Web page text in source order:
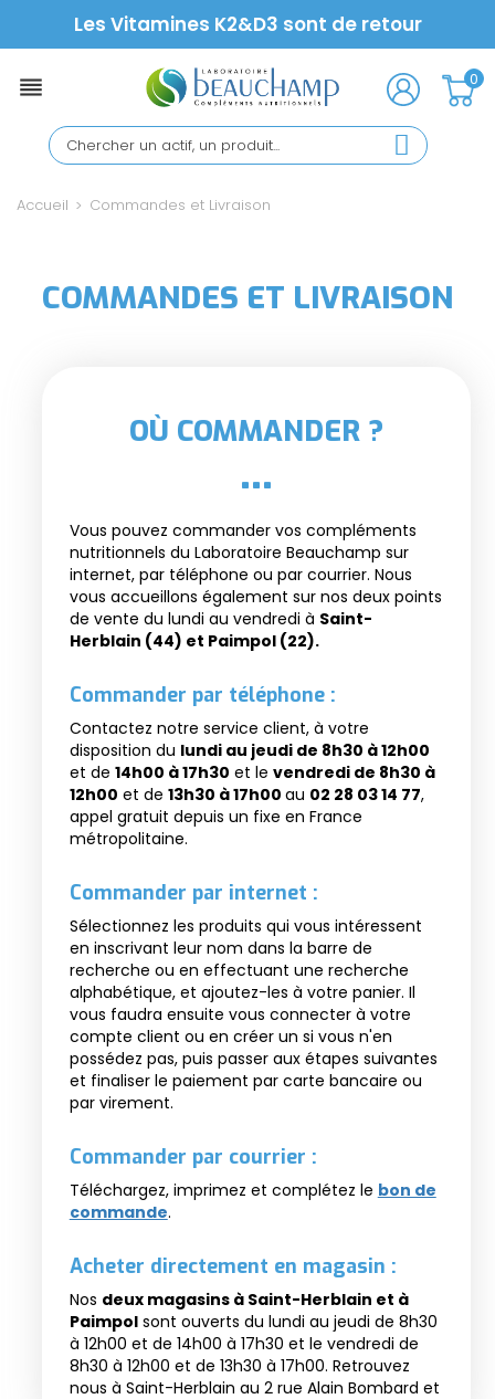
Les Vitamines K2&D3 sont de retour
0

Accueil Commandes et Livraison
COMMANDES ET LIVRAISON
OÙ COMMANDER ?
Vous pouvez commander vos compléments
nutritionnels du Laboratoire Beauchamp sur
internet, par téléphone ou par courrier. Nous
vous accueillons également sur nos deux points
de vente du lundi au vendredi à Saint-
Herblain (44) et Paimpol (22).
Commander par téléphone :
Contactez notre service client, à votre
disposition du lundi au jeudi de 8h30 à 12h00
et de 14h00 à 17h30 et le vendredi de 8h30 à
12h00 et de 13h30 à 17h00 au 02 28 03 14 77,
appel gratuit depuis un fixe en France
métropolitaine.
Commander par internet :
Sélectionnez les produits qui vous intéressent
en inscrivant leur nom dans la barre de
recherche ou en effectuant une recherche
alphabétique, et ajoutez-les à votre panier. Il
vous faudra ensuite vous connecter à votre
compte client ou en créer un si vous n'en
possédez pas, puis passer aux étapes suivantes
et finaliser le paiement par carte bancaire ou
par virement.
Commander par courrier :
Téléchargez, imprimez et complétez le bon de
commande.
Acheter directement en magasin :
Nos deux magasins à Saint-Herblain et à
Paimpolsont ouverts du lundi au jeudi de 8h30
à 12h00 et de 14h00 à 17h30 et le vendredi de
8h30 à 12h00 et de 13h30 à 17h00. Retrouvez
nous à Saint-Herblain au 2 rue Alain Bombard et